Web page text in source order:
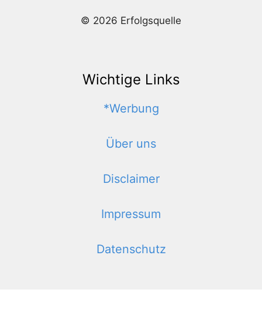
© 2026 Erfolgsquelle
Wichtige Links
*Werbung
Über uns
Disclaimer
Impressum
Datenschutz